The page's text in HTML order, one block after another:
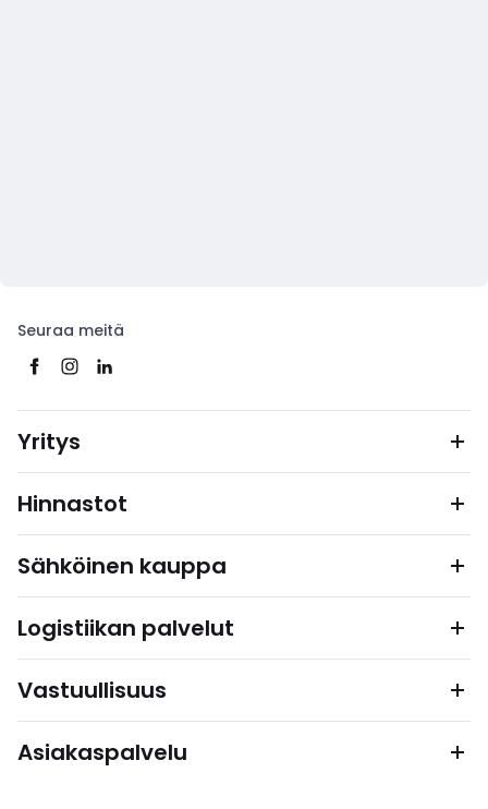
Seuraa meitä
Yritys
Hinnastot
Sähköinen kauppa
Logistiikan palvelut
Vastuullisuus
Asiakaspalvelu